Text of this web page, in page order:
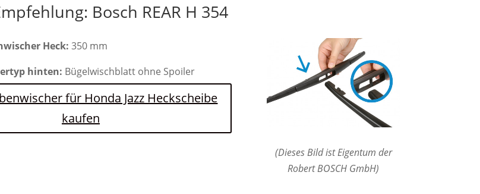
Bosch REAR H 354
Heck: 350 mm
hinten: Bügelwischblatt ohne Spoiler
für Honda Jazz Heckscheibe
kaufen
(Dieses Bild ist Eigentum der
Robert BOSCH GmbH)